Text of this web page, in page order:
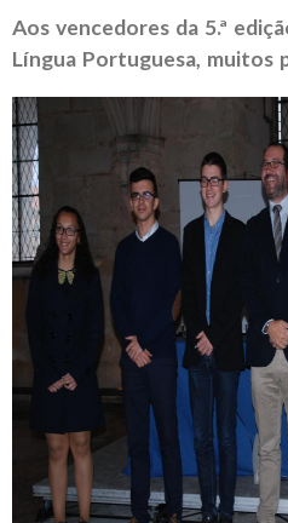
Aos vencedores da 5.ª
Língua Portuguesa, muitos